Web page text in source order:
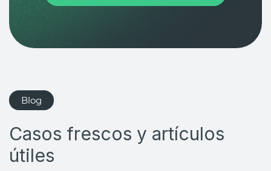
Blog
Casos frescos y artículos
útiles